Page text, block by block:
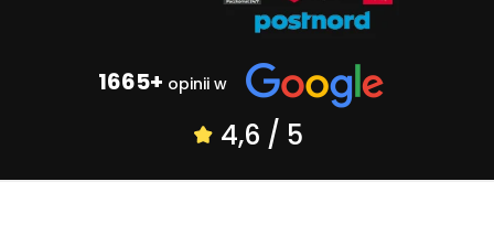
1665+ opinii w
4,6 / 5